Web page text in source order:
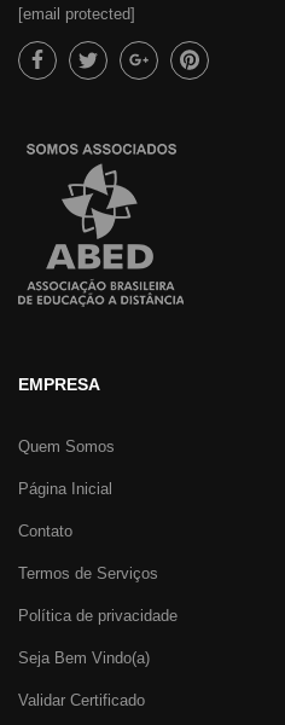
[email protected]
EMPRESA
Quem Somos
Página Inicial
Contato
Termos de Serviços
Política de privacidade
Seja Bem Vindo(a)
Validar Certificado